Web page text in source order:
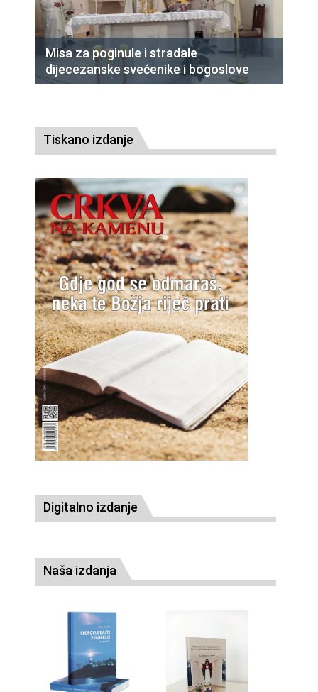
Misa za poginule i stradale
dijecezanske svećenike i bogoslove
Tiskano izdanje
Digitalno izdanje
Naša izdanja